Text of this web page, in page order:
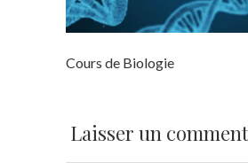
Cours de Biologie
Laisser un